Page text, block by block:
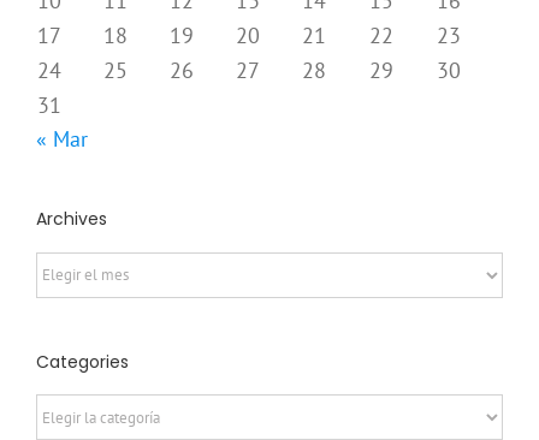
10
11 12 13 14 15
16
17
18 19 20 21 22
23
24
25 26 27 28 29
30
31
« Mar
Archives
Categories
Categories